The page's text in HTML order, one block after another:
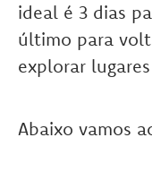
ideal é 3 dias
último para
explorar
Abaixo vamos